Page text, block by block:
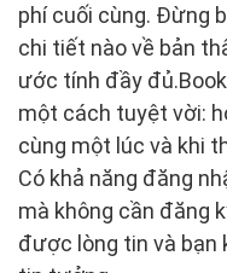
phí cuối cùng. Đừng
chi tiết nào về bản
ước tính đầy
một cách tuyệt vời:
cùng một lúc và khi
Có khả năng đăng
mà không cần đăng
được lòng tin và bạn